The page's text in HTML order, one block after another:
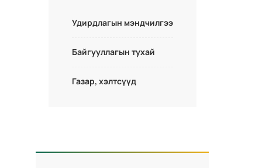
Удирдлагын мэндчилгээ
Байгууллагын тухай
Газар, хэлтсүүд